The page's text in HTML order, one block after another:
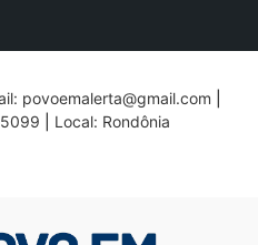
povoemalerta@gmail.com
Local: Rondônia